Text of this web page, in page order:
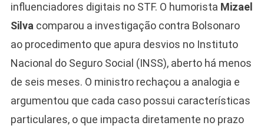
influenciadores digitais no STF. O humorista Mizael
Silva comparou a investigação contra Bolsonaro
ao procedimento que apura desvios no Instituto
Nacional do Seguro Social (INSS), aberto há menos
de seis meses. O ministro rechaçou a analogia e
argumentou que cada caso possui características
particulares, o que impacta diretamente no prazo